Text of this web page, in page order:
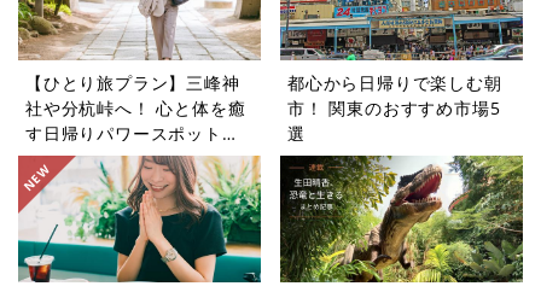
【ひとり旅プラン】三峰神
社や分杭峠へ！ 心と体を癒
す日帰りパワースポットツ
アー5選
都心から日帰りで楽しむ朝
市！ 関東のおすすめ市場5
選